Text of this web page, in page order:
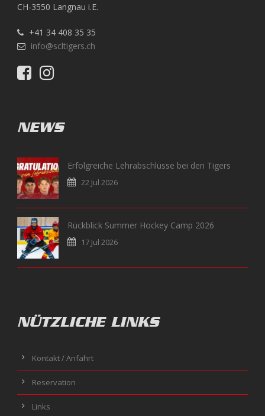
CH-3550 Langnau i.E.
+41 34 408 35 35
info@scltigers.ch
NEWS
Erfolgreiche Lehrabschlüsse bei den Tigers
22 Jul 2026
Rückblick Summer Hockey Camp 2026
17 Jul 2026
NÜTZLICHE LINKS
Kontakt / Anfahrt
Reservation
Links